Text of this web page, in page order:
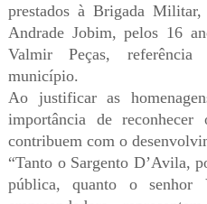
prestados à Brigada
Andrade Jobim, pelos 16
Valmir Peças,
município.
Ao justificar as
importância de
contribuem com o
“Tanto o Sargento D’Avila,
pública, quanto o senhor